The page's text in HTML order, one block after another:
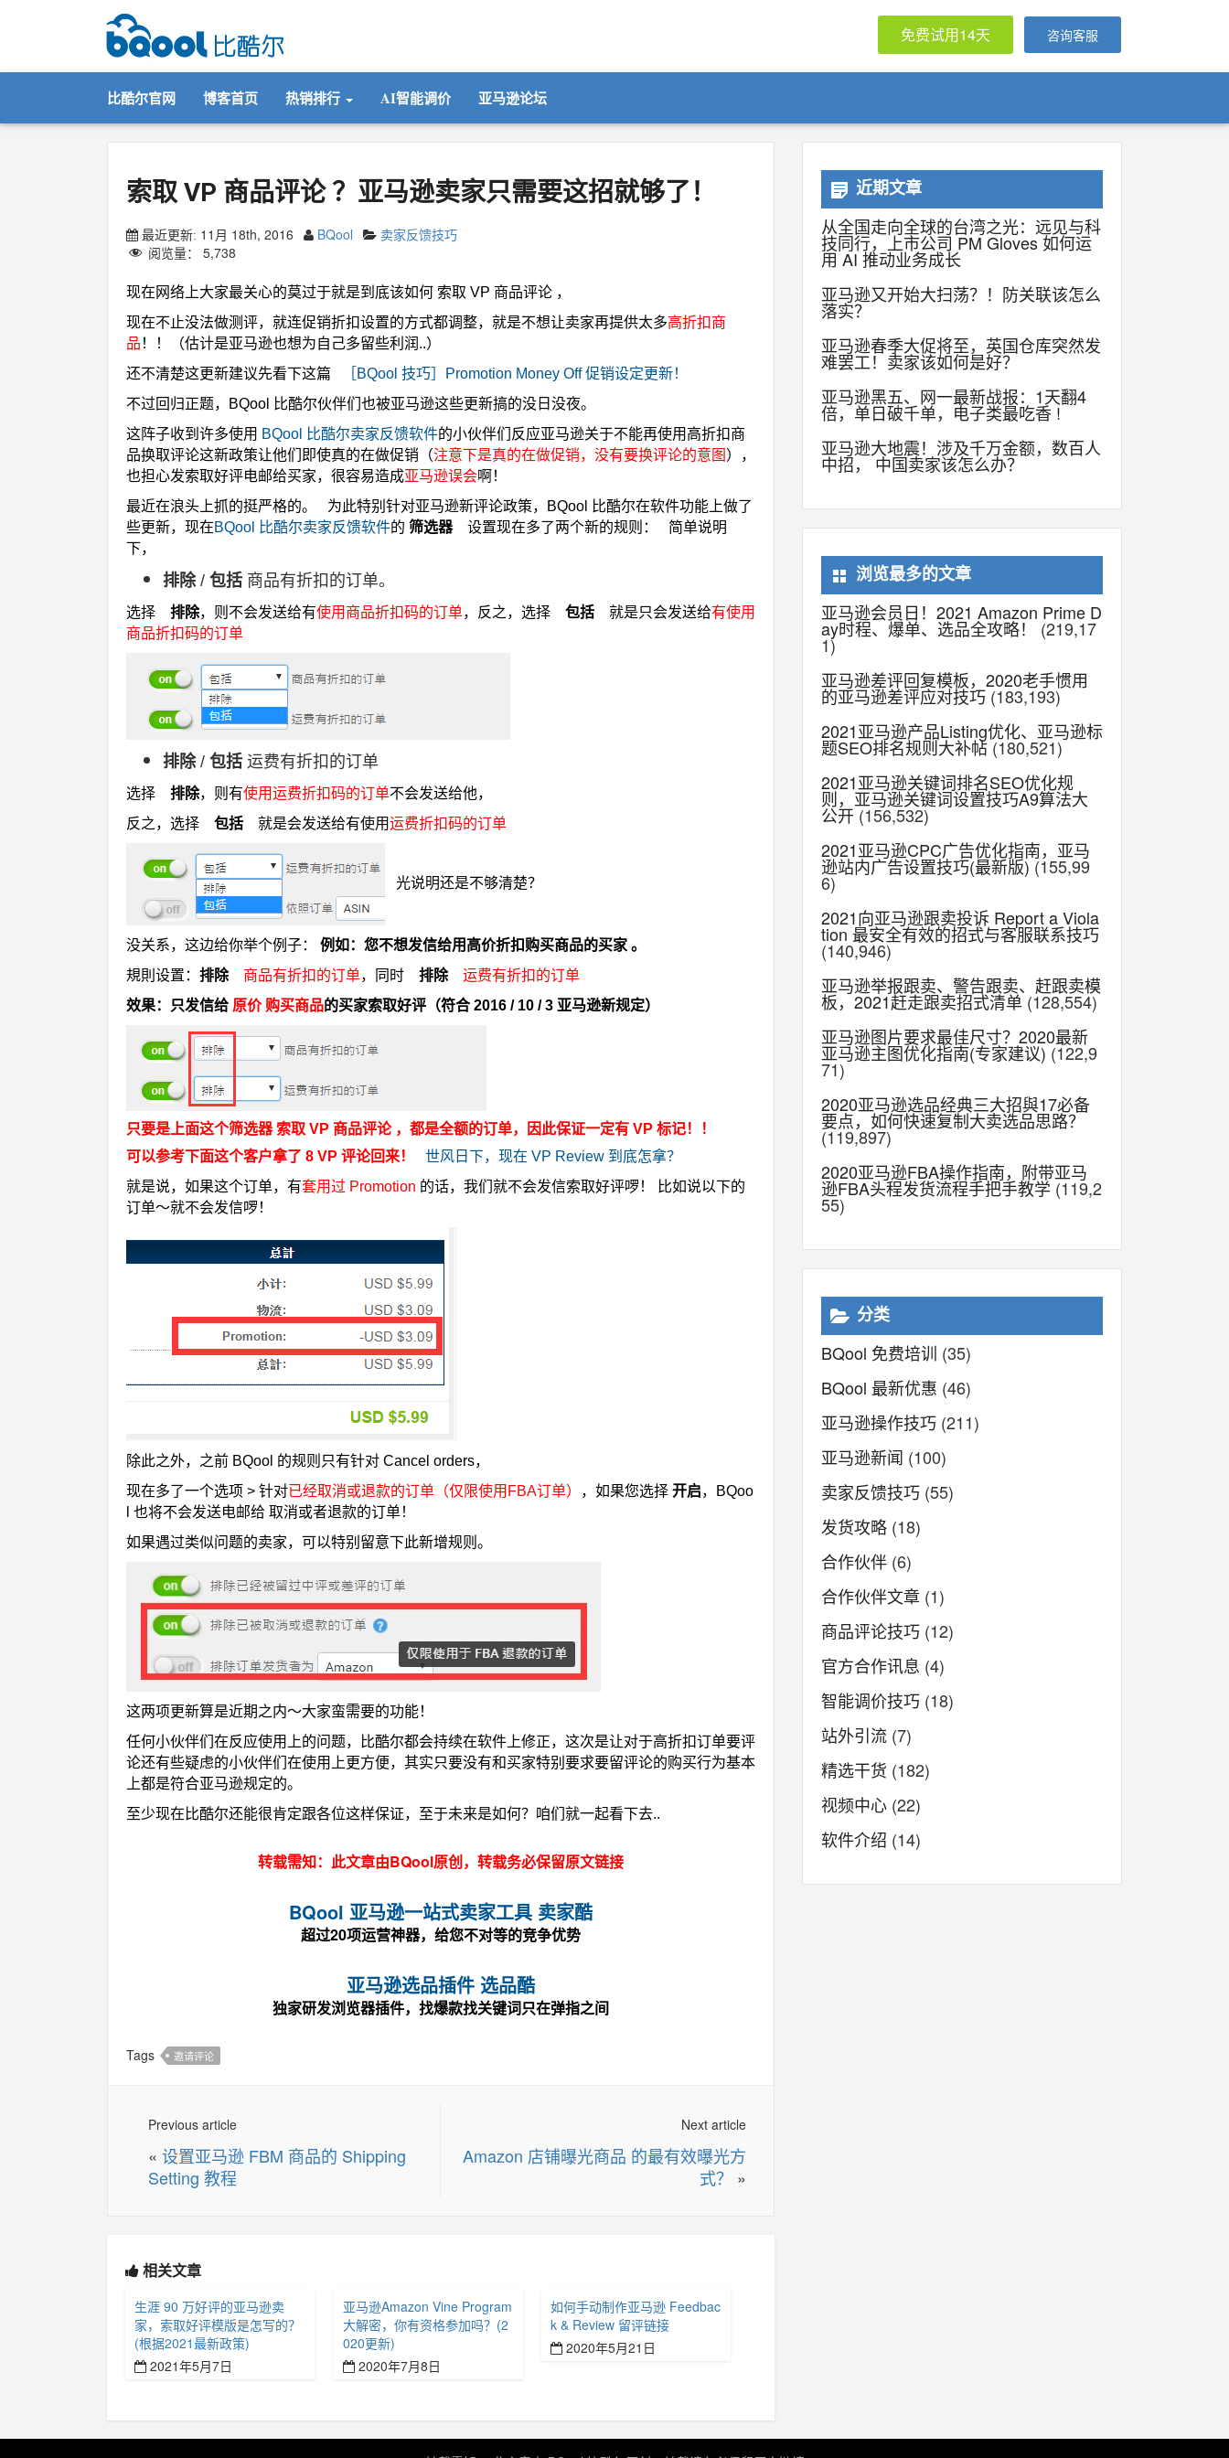
免费试用14天 咨询客服
比酷尔官网 博客首页 热销排行 AI智能调价 亚马逊论坛
索取 VP 商品评论 ？亚马逊卖家只需要这招就够了！
最近更新: 11月 18th, 2016 BQool
卖家反馈技巧
阅览量： 5,738
现在网络上大家最关心的莫过于就是到底该如何 索取 VP 商品评论 ，
现在不止没法做测评，就连促销折扣设置的方式都调整，就是不想让卖家再提供太多高折扣商
品 ！！（估计是亚马逊也想为自己多留些利润..）
还不清楚这更新建议先看下这篇
［BQool 技巧］Promotion Money Off 促销设定更新！
不过回归正题，BQool 比酷尔伙伴们也被亚马逊这些更新搞的没日没夜。
这阵子收到许多使用 BQool 比酷尔卖家反馈软件的小伙伴们反应亚马逊关于不能再使用高折扣商
品换取评论这新政策让他们即使真的在做促销（注意下是真的在做促销，没有要换评论的意图 ），
也担心发索取好评电邮给买家，很容易造成亚马逊误会啊！
最近在浪头上抓的挺严格的。
为此特别针对亚马逊新评论政策，BQool 比酷尔在软件功能上做了
些更新，现在BQool 比酷尔卖家反馈软件的 筛选器 设置现在多了两个新的规则：
简单说明
下，
排除/ 包括 商品有折扣的订单。
选择 排除，则不会发送给有使用商品折扣码的订单，反之，选择 包括 就是只会发送给有使用
商品折扣码的订单
排除/ 包括 运费有折扣的订单
选择 排除，则 有使用运费折扣码的订单不会发送给他，
反之，选择 包括 就是会发送给有使用运费折扣码的订单
光说明还是不够清楚？
没关系，这边给你举个例子：
例如：您不想发信给用高价折扣购买商品的买家 。
規則设置： 排除 商品有折扣 的订单，同时 排除 运费有折扣 的订单
效果：只发信给 原价 购买商品的买家索取好评（符合 2016 / 10 / 3 亚马逊新规定）
只要是上面这个筛选器 索取 VP 商品评论 ，都是全额的订单，因此保证一定有 VP 标记！！
可以参考下面这个客户拿了 8 VP 评论回来！
世风日下，现在 VP Review 到底怎拿？
就是说，如果这个订单， 有套用过 Promotion 的话，我们就不会发信索取好评啰！
比如说以下的
订单～就不会发信啰！
除此之外，之前 BQool 的规则只有针对 Cancel orders，
现在多了一个选项 > 针对已经取消或退款的订单（仅限使用FBA订单） ，如果您选择 开启，BQoo
l 也将不会发送电邮给 取消或者退款的订单！
如果遇过类似问题的卖家，可以特别留意下此新增规则。
这两项更新算是近期之内～大家蛮需要的功能！
任何小伙伴们在反应使用上的问题，比酷尔都会持续在软件上修正，这次是让对于高折扣订单要评
论还有些疑虑的小伙伴们在使用上更方便，其实只要没有和买家特别要求要留评论的购买行为基本
上都是符合亚马逊规定的。
至少现在比酷尔还能很肯定跟各位这样保证，至于未来是如何？咱们就一起看下去..
转载需知：此文章由BQool原创，转载务必保留原文链接
BQool 亚马逊一站式卖家工具 卖家酷
超过20项运营神器，给您不对等的竞争优势
亚马逊选品插件 选品酷
独家研发浏览器插件，找爆款找关键词只在弹指之间
Tags 邀请评论
Next article
Amazon 店铺曝光商品 的最有效曝光方
式？ »
Previous article
« 设置亚马逊 FBM 商品的 Shipping
Setting 教程
相关文章
生涯 90 万好评的亚马逊卖
家，索取好评模版是怎写的？
(根据2021最新政策)
2021年5月7日
亚马逊Amazon Vine Program
大解密，你有资格参加吗？(2
020更新)
2020年7月8日
如何手动制作亚马逊 Feedbac
k & Review 留评链接
2020年5月21日
近期文章
从全国走向全球的台湾之光：远见与科
技同行，上市公司 PM Gloves 如何运
用 AI 推动业务成长
亚马逊又开始大扫荡？！防关联该怎么
落实？
亚马逊春季大促将至，英国仓库突然发
难罢工！卖家该如何是好？
亚马逊黑五、网一最新战报：1天翻4
倍，单日破千单，电子类最吃香 !
亚马逊大地震！涉及千万金额，数百人
中招， 中国卖家该怎么办？
浏览最多的文章
亚马逊会员日！2021 Amazon Prime D
ay时程、爆单、选品全攻略！ (219,17
1)
亚马逊差评回复模板，2020老手惯用
的亚马逊差评应对技巧 (183,193)
2021亚马逊产品Listing优化、亚马逊标
题SEO排名规则大补帖(180,521)
2021亚马逊关键词排名SEO优化规
则，亚马逊关键词设置技巧A9算法大
公开 (156,532)
2021亚马逊CPC广告优化指南，亚马
逊站内广告设置技巧(最新版) (155,99
6)
2021向亚马逊跟卖投诉 Report a Viola
tion 最安全有效的招式与客服联系技巧
(140,946)
亚马逊举报跟卖、警告跟卖、赶跟卖模
板，2021赶走跟卖招式清单 (128,554)
亚马逊图片要求最佳尺寸？2020最新
亚马逊主图优化指南(专家建议) (122,9
71)
2020亚马逊选品经典三大招與17必备
要点，如何快速复制大卖选品思路？
(119,897)
2020亚马逊FBA操作指南，附带亚马
逊FBA头程发货流程手把手教学 (119,2
55)
分类
BQool 免费培训 (35)
BQool 最新优惠 (46)
亚马逊操作技巧 (211)
亚马逊新闻 (100)
卖家反馈技巧 (55)
发货攻略 (18)
合作伙伴 (6)
合作伙伴文章 (1)
商品评论技巧 (12)
官方合作讯息 (4)
智能调价技巧 (18)
站外引流 (7)
精选干货 (182)
视频中心 (22)
软件介绍 (14)